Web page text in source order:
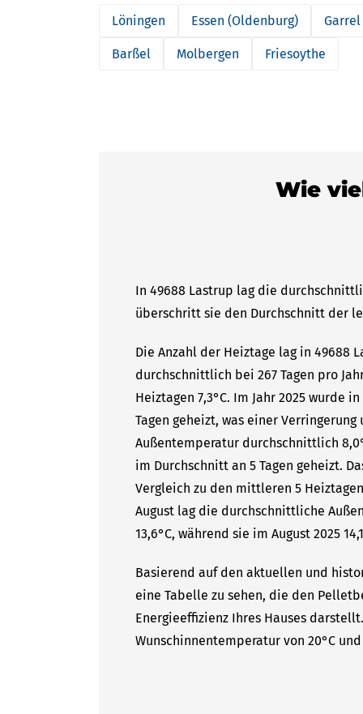
Löningen Essen (Oldenburg) Garrel
Barßel Molbergen Friesoythe
Wie
In 49688 Lastrup lag die
überschritt sie den Durchschnitt der
Die Anzahl der Heiztage lag in 49688
durchschnittlich bei 267 Tagen pro
Heiztagen 7,3°C. Im Jahr 2025 wurde
Tagen geheizt, was einer
Außentemperatur durchschnittlich
im Durchschnitt an 5 Tagen geheizt.
Vergleich zu den mittleren 5
August lag die durchschnittliche
13,6°C, während sie im August 2025
Basierend auf den aktuellen und
eine Tabelle zu sehen, die den
Energieeffizienz Ihres Hauses
Wunschinnentemperatur von 20°C